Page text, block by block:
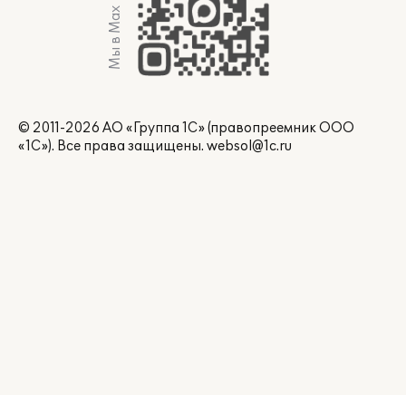
Мы в Max
© 2011-2026 АО «Группа 1С» (правопреемник ООО
«1С»). Все права защищены. websol@1c.ru